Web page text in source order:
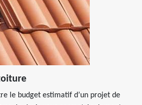
le budget estimatif d’un projet de